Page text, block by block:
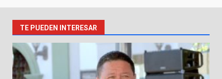
TE PUEDEN INTERESAR